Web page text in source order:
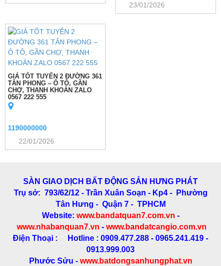
23/01/2026
GIÁ TỐT TUYẾN 2 ĐƯỜNG 361
TÂN PHONG – Ô TÔ, GẦN
CHỢ, THANH KHOẢN ZALO
0567 222 555
1190000000
22/01/2026
SÀN GIAO DỊCH BẤT ĐỘNG SẢN HƯNG PHÁT
Trụ sở: 793/62/12 - Trần Xuân Soạn - Kp4 - Phường
Tân Hưng - Quận 7 - TPHCM
Website: www.bandatquan7.com.vn -
www.nhabanquan7.vn - www.bandatcangio.com.vn
Điện Thoại : Hotline : 0909.477.288 - 0965.241.419 -
0913.999.003
Phước Sửu - www.batdongsanhungphat.vn